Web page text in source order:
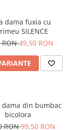
dama fuxia cu
SILENCE
RON49,50 RON
dama din bumbac
bicolora
RON99,50 RON